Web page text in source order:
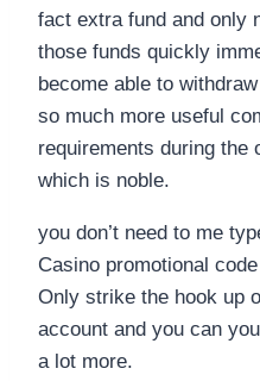
fact extra fund and only
those funds quickly
become able to
so much more useful
requirements during the
which is noble.
you don’t need to me
Casino promotional
Only strike the hook up
account and you can
a lot more.